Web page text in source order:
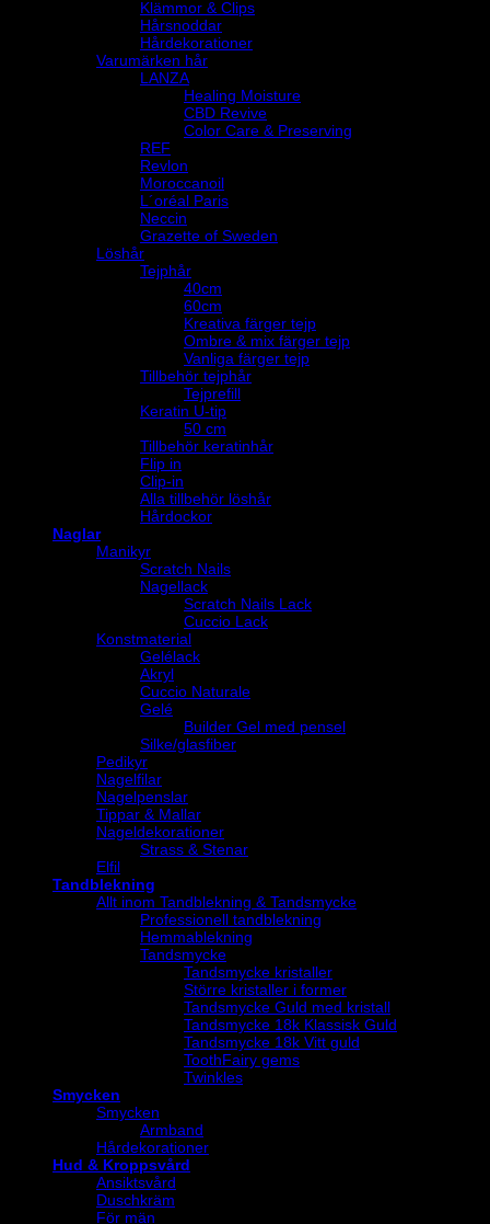
Klämmor & Clips
Hårsnoddar
Hårdekorationer
Varumärken hår
LANZA
Healing Moisture
CBD Revive
Color Care & Preserving
REF
Revlon
Moroccanoil
L´oréal Paris
Neccin
Grazette of Sweden
Löshår
Tejphår
40cm
60cm
Kreativa färger tejp
Ombre & mix färger tejp
Vanliga färger tejp
Tillbehör tejphår
Tejprefill
Keratin U-tip
50 cm
Tillbehör keratinhår
Flip in
Clip-in
Alla tillbehör löshår
Hårdockor
Naglar
Manikyr
Scratch Nails
Nagellack
Scratch Nails Lack
Cuccio Lack
Konstmaterial
Gelélack
Akryl
Cuccio Naturale
Gelé
Builder Gel med pensel
Silke/glasfiber
Pedikyr
Nagelfilar
Nagelpenslar
Tippar & Mallar
Nageldekorationer
Strass & Stenar
Elfil
Tandblekning
Allt inom Tandblekning & Tandsmycke
Professionell tandblekning
Hemmablekning
Tandsmycke
Tandsmycke kristaller
Större kristaller i former
Tandsmycke Guld med kristall
Tandsmycke 18k Klassisk Guld
Tandsmycke 18k Vitt guld
ToothFairy gems
Twinkles
Smycken
Smycken
Armband
Hårdekorationer
Hud & Kroppsvård
Ansiktsvård
Duschkräm
För män